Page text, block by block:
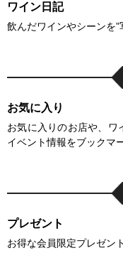
ワイン日記
飲んだワインやシーンを”
お気に入り
お気に入りのお店や、ワ
イベント情報をブックマ
プレゼント
お得な会員限定プレゼン